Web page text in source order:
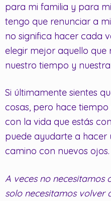
para mi familia y para
tengo que renunciar a
no significa hacer cada
elegir mejor aquello que
nuestro tiempo y
Si últimamente sientes
cosas, pero hace
con la vida que estás
puede ayudarte a hacer
camino con nuevos ojos.
A veces no
solo necesitamos volver